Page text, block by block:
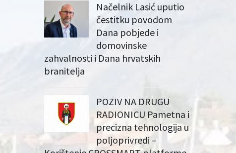
Načelnik Lasić uputio
čestitku povodom
Dana pobjede i
domovinske
zahvalnosti i Dana hrvatskih
branitelja
POZIV NA DRUGU
RADIONICU Pametna i
precizna tehnologija u
poljoprivredi –